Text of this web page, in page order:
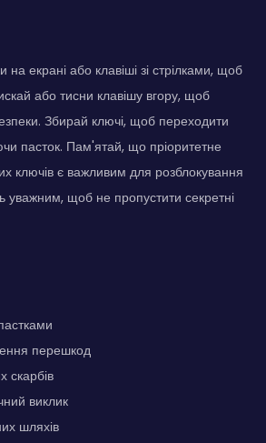
на екрані або клавіші зі стрілками, щоб
або тисни клавішу вгору, щоб
Збирай ключі, щоб переходити
пасток. Пам'ятай, що пріоритетне
ключів є важливим для розблокування
уважним, щоб не пропустити секретні
перешкод
скарбів
виклик
шляхів